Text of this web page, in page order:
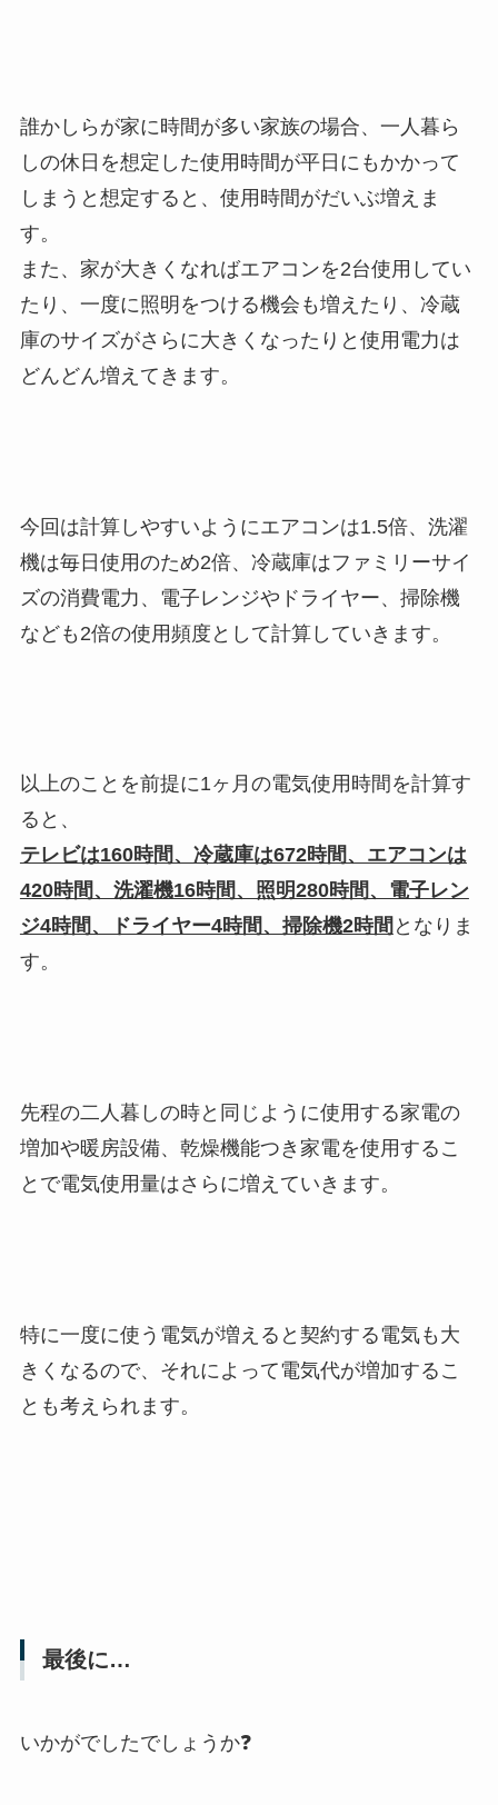
誰かしらが家に時間が多い家族の場合、一人暮ら
しの休日を想定した使用時間が平日にもかかって
しまうと想定すると、使用時間がだいぶ増えま
す。
また、家が大きくなればエアコンを2台使用してい
たり、一度に照明をつける機会も増えたり、冷蔵
庫のサイズがさらに大きくなったりと使用電力は
どんどん増えてきます。
今回は計算しやすいようにエアコンは1.5倍、洗濯
機は毎日使用のため2倍、冷蔵庫はファミリーサイ
ズの消費電力、電子レンジやドライヤー、掃除機
なども2倍の使用頻度として計算していきます。
以上のことを前提に1ヶ月の電気使用時間を計算す
ると、
テレビは160時間、冷蔵庫は672時間、エアコンは
420時間、洗濯機16時間、照明280時間、電子レン
ジ4時間、ドライヤー4時間、掃除機2時間 となりま
す。
先程の二人暮しの時と同じように使用する家電の
増加や暖房設備、乾燥機能つき家電を使用するこ
とで電気使用量はさらに増えていきます。
特に一度に使う電気が増えると契約する電気も大
きくなるので、それによって電気代が増加するこ
とも考えられます。
最後に…
いかがでしたでしょうか❓